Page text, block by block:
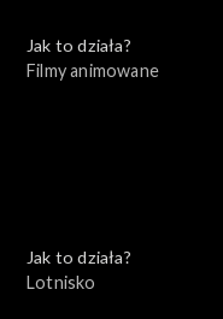
Jak to działa?
Filmy animowane
Jak to działa?
Lotnisko